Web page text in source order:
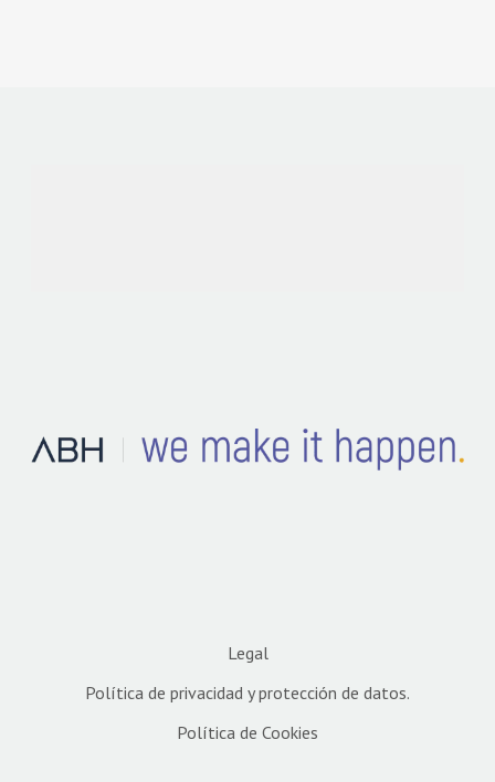
Legal
Política de privacidad y protección de datos.
Política de Cookies